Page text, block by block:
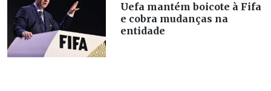
Uefa mantém boicote à Fifa
e cobra mudanças na
entidade